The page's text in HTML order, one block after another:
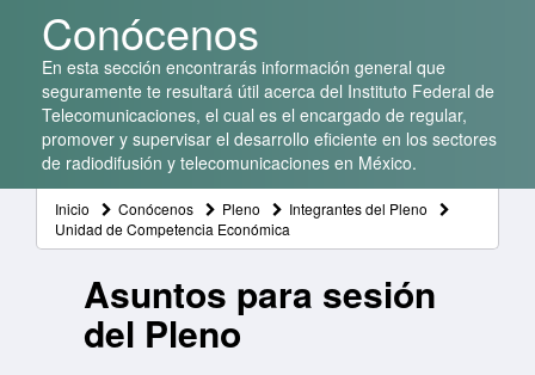
Conócenos
En esta sección encontrarás información general que
seguramente te resultará útil acerca del Instituto Federal de
Telecomunicaciones, el cual es el encargado de regular,
promover y supervisar el desarrollo eficiente en los sectores
de radiodifusión y telecomunicaciones en México.
Inicio Conócenos Pleno
Integrantes del Pleno
Unidad de Competencia Económica
Asuntos para sesión
del Pleno